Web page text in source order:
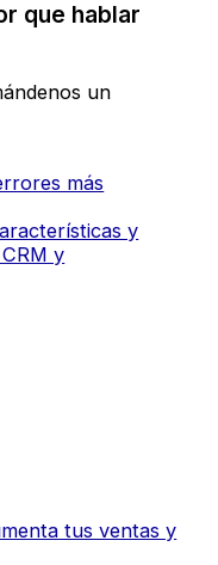
que hablar
un
más
y
y